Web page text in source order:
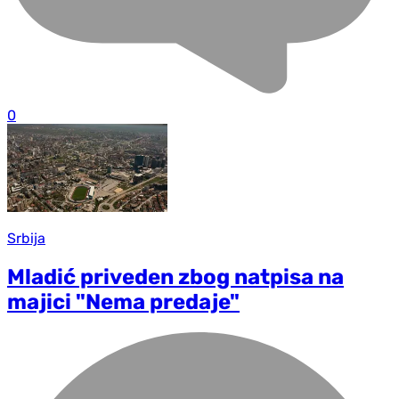
0
Srbija
Mladić priveden zbog natpisa na
majici "Nema predaje"